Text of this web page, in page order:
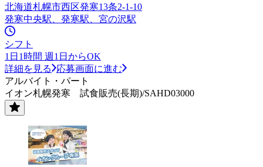
北海道札幌市西区発寒13条2-1-10
発寒中央駅、発寒駅、宮の沢駅
シフト
1日1時間 週1日からOK
詳細を見る
応募画面に進む
アルバイト・パート
イオン札幌発寒 試食販売(長期)/SAHD03000